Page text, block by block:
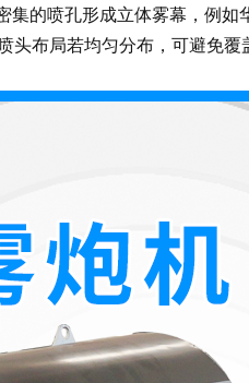
的喷孔形成立体雾幕，例如
布局若均匀分布，可避免